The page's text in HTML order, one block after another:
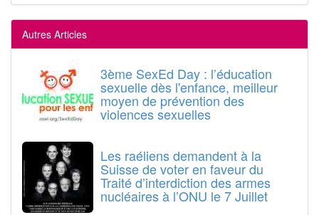
Autres Articles
3ème SexEd Day : l’éducation
sexuelle dès l'enfance, meilleur
moyen de prévention des
violences sexuelles
Les raéliens demandent à la
Suisse de voter en faveur du
Traité d’interdiction des armes
nucléaires à l’ONU le 7 Juillet